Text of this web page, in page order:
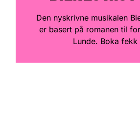
Den nyskrivne musikalen
er basert på romanen til
Lunde. Boka